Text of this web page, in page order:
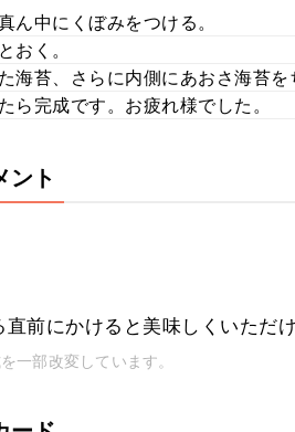
ん中にくぼみをつける。
おく。
海苔、さらに内側にあおさ海苔を
ら完成です。お疲れ様でした。
ント
前にかけると美味しくいただけ
一部改変しています。